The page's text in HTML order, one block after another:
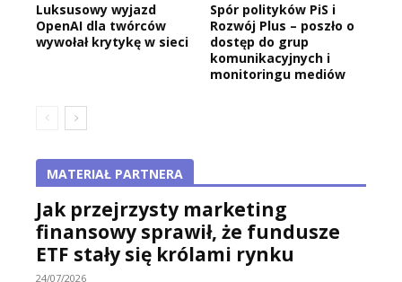
Luksusowy wyjazd
OpenAI dla twórców
wywołał krytykę w sieci
Spór polityków PiS i
Rozwój Plus – poszło o
dostęp do grup
komunikacyjnych i
monitoringu mediów
MATERIAŁ PARTNERA
Jak przejrzysty marketing
finansowy sprawił, że fundusze
ETF stały się królami rynku
24/07/2026